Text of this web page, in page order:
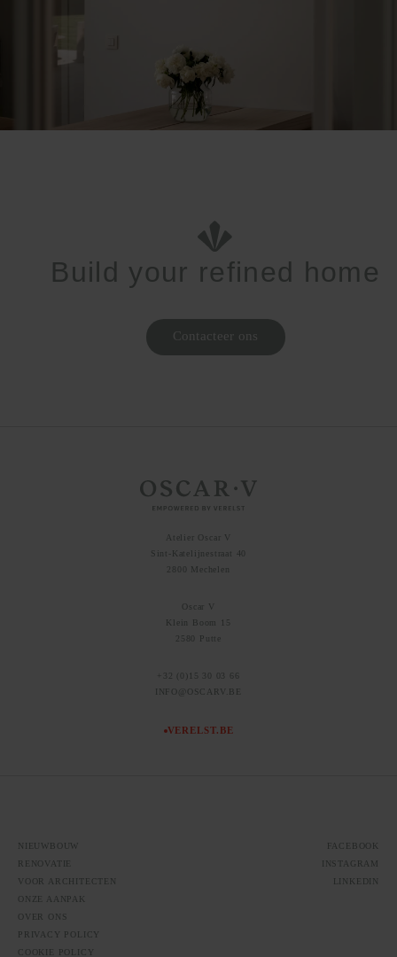
Build your refined home
Contacteer ons
Home page
Atelier Oscar V
Sint-Katelijnestraat 40
2800 Mechelen
Oscar V
Klein Boom 15
2580 Putte
+32 (0)15 30 03 66
INFO@OSCARV.BE
VERELST.BE
NIEUWBOUW
RENOVATIE
VOOR ARCHITECTEN
ONZE AANPAK
OVER ONS
PRIVACY POLICY
COOKIE POLICY
FACEBOOK
INSTAGRAM
LINKEDIN